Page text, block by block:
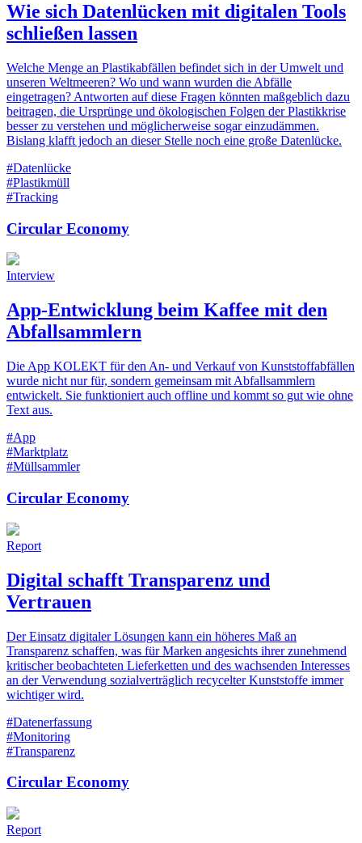
Wie sich Datenlücken mit digitalen Tools
schließen lassen
Welche Menge an Plastikabfällen befindet sich in der Umwelt und
unseren Weltmeeren? Wo und wann wurden die Abfälle
eingetragen? Antworten auf diese Fragen könnten maßgeblich dazu
beitragen, die Ursprünge und ökologischen Folgen der Plastikkrise
besser zu verstehen und möglicherweise sogar einzudämmen.
Bislang klafft jedoch an dieser Stelle noch eine große Datenlücke.
#Datenlücke
#Plastikmüll
#Tracking
Circular Economy
Interview
App-Entwicklung beim Kaffee mit den
Abfallsammlern
Die App KOLEKT für den An- und Verkauf von Kunststoffabfällen
wurde nicht nur für, sondern gemeinsam mit Abfallsammlern
entwickelt. Sie funktioniert auch offline und kommt so gut wie ohne
Text aus.
#App
#Marktplatz
#Müllsammler
Circular Economy
Report
Digital schafft Transparenz und
Vertrauen
Der Einsatz digitaler Lösungen kann ein höheres Maß an
Transparenz schaffen, was für Marken angesichts ihrer zunehmend
kritischer beobachteten Lieferketten und des wachsenden Interesses
an der Verwendung sozialverträglich recycelter Kunststoffe immer
wichtiger wird.
#Datenerfassung
#Monitoring
#Transparenz
Circular Economy
Report